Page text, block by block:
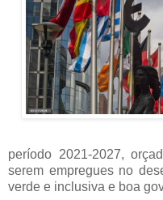
período 2021-2027,
serem empregues no
verde e inclusiva e boa